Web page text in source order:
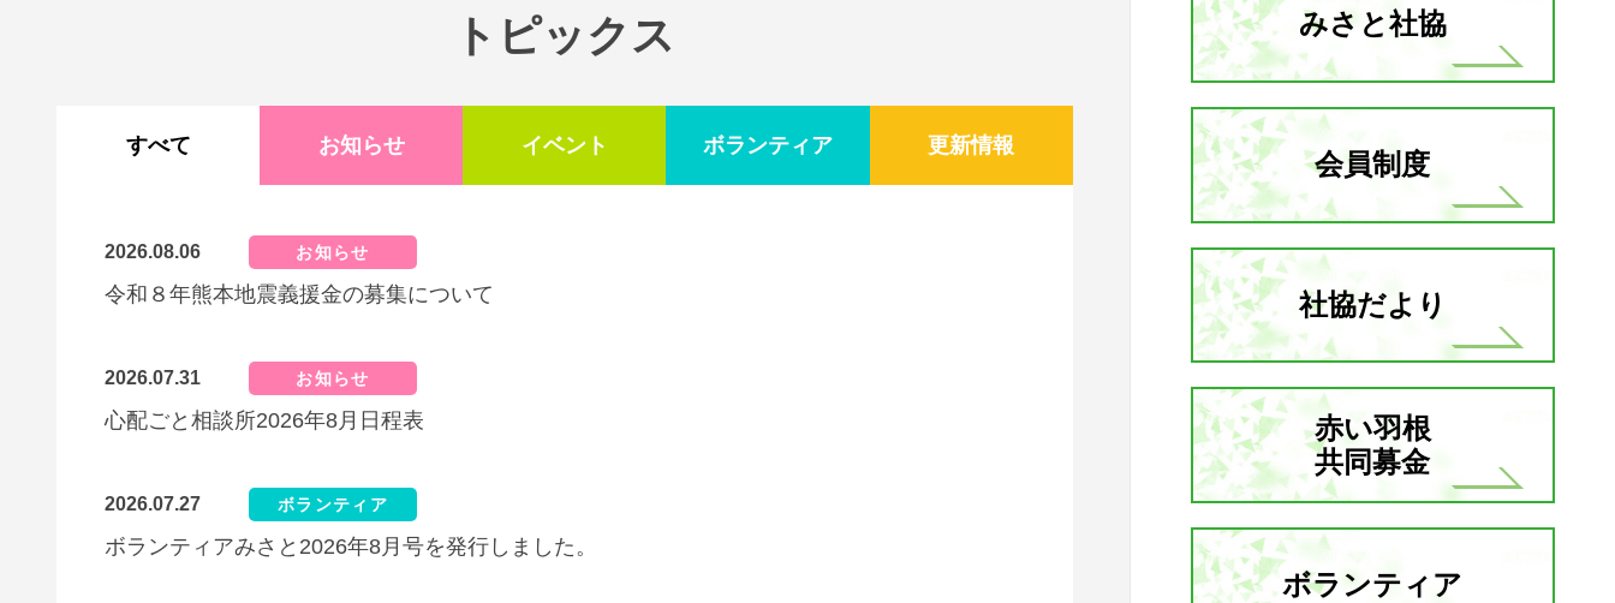
トピックス
すべて お知らせ イベント ボランティア 更新情報
2026.08.06 お知らせ
令和８年熊本地震義援金の募集について
2026.07.31 お知らせ
心配ごと相談所2026年8月日程表
2026.07.27 ボランティア
ボランティアみさと2026年8月号を発行しました。
みさと社協
会員制度
社協だより
赤い羽根
共同募金
ボランティア